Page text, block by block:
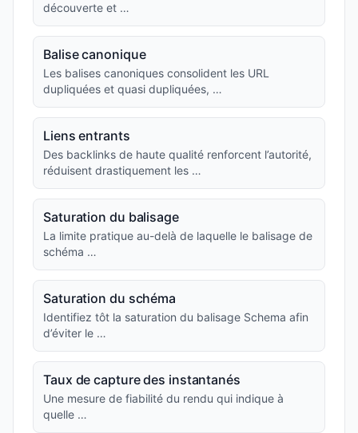
découverte et …
Balise canonique
Les balises canoniques consolident les URL
dupliquées et quasi dupliquées, …
Liens entrants
Des backlinks de haute qualité renforcent l’autorité,
réduisent drastiquement les …
Saturation du balisage
La limite pratique au-delà de laquelle le balisage de
schéma …
Saturation du schéma
Identifiez tôt la saturation du balisage Schema afin
d’éviter le …
Taux de capture des instantanés
Une mesure de fiabilité du rendu qui indique à
quelle …